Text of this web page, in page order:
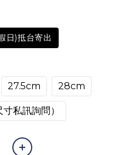
日)抵台寄出
27.5cm 28cm
寸私訊詢問）